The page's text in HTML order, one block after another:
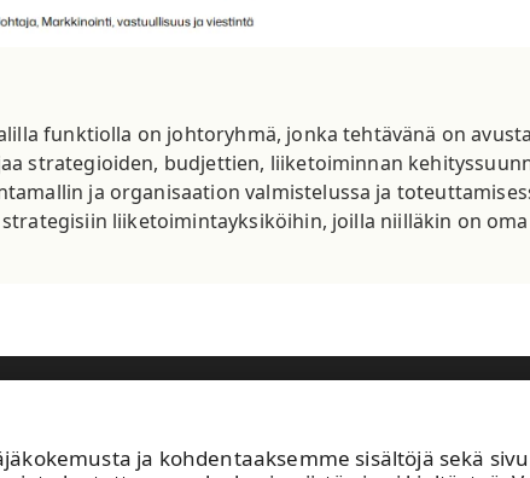
funktiolla on johtoryhmä, jonka tehtävänä on
strategioiden, budjettien, liiketoiminnan
ja organisaation valmistelussa ja
liiketoimintayksiköihin, joilla niilläkin on
ja kohdentaaksemme sisältöjä sekä
työpaikat UPM